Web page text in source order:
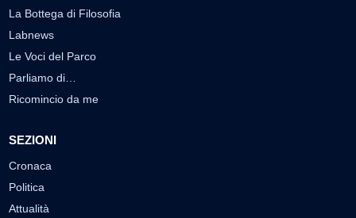
La Bottega di Filosofia
Labnews
Le Voci del Parco
Parliamo di…
Ricomincio da me
SEZIONI
Cronaca
Politica
Attualità